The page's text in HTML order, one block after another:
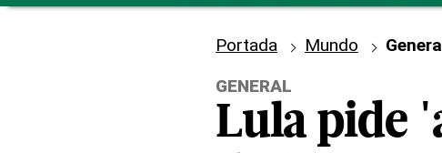
Portada Mundo
GENERAL
Lula pide